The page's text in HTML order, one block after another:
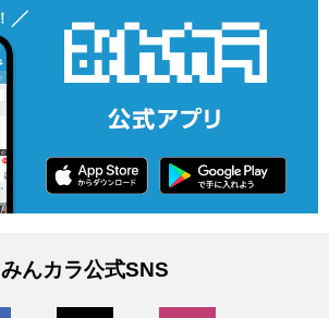
みんカラ公式SNS